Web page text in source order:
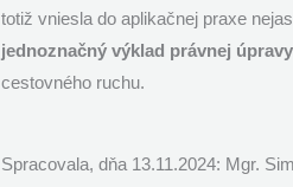
totiž vniesla do aplikačnej praxe
jednoznačný výklad právnej
cestovného ruchu.
Spracovala, dňa 13.11.2024: Mgr.